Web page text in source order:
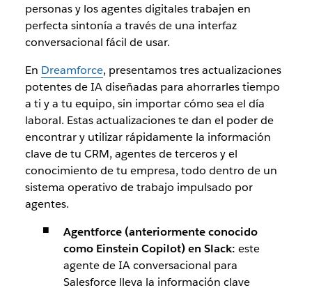
personas y los agentes digitales trabajen en
perfecta sintonía a través de una interfaz
conversacional fácil de usar.
En Dreamforce, presentamos tres actualizaciones
potentes de IA diseñadas para ahorrarles tiempo
a ti y a tu equipo, sin importar cómo sea el día
laboral. Estas actualizaciones te dan el poder de
encontrar y utilizar rápidamente la información
clave de tu CRM, agentes de terceros y el
conocimiento de tu empresa, todo dentro de un
sistema operativo de trabajo impulsado por
agentes.
Agentforce (anteriormente conocido
como Einstein Copilot) en Slack: este
agente de IA conversacional para
Salesforce lleva la información clave